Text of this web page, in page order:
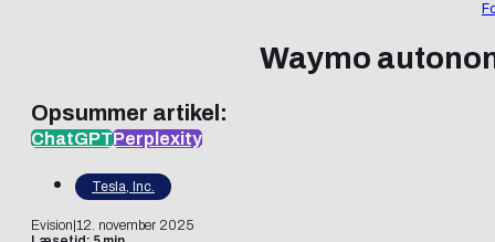
Waymo
Opsummer artikel:
ChatGPTPerplexity
Tesla, Inc.
Evision 12. november 2025